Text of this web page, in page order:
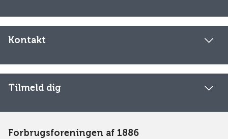
Kontakt
Tilmeld dig
Forbrugsforeningen af 1886